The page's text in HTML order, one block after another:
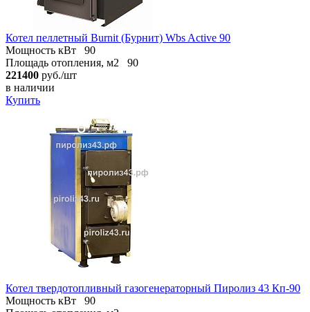
Котел пеллетный Burnit (Бурнит) Wbs Active 90
Мощность кВт
90
Площадь отопления, м2
90
221400 руб./шт
в наличии
Купить
Котел твердотопливный газогенераторный Пиролиз 43 Кп-90
Мощность кВт
90